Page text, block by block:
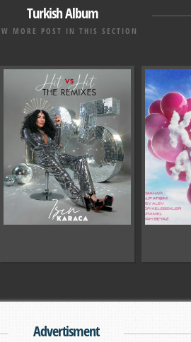
Turkish Album
MORE POST IN THIS SECTION
Advertisment